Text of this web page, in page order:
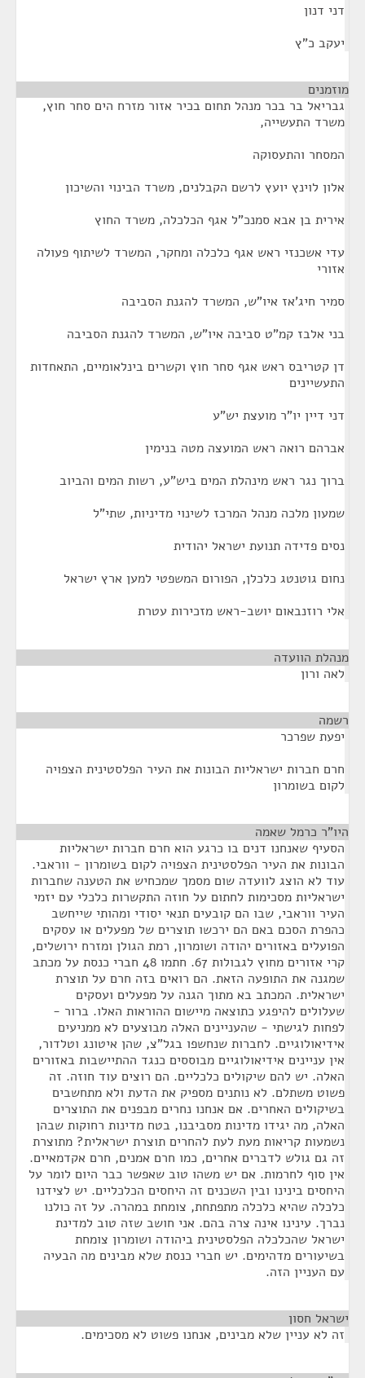
דני דנון
יעקב כ"ץ
מוזמנים
גבריאל בר בכר מנהל תחום בכיר אזור מזרח הים סחר חוץ,
משרד התעשייה,
המסחר והתעסוקה
אלון לוינץ יועץ לרשם הקבלנים, משרד הבינוי והשיכון
אירית בן אבא סמנכ"ל אגף הכלכלה, משרד החוץ
עדי אשכנזי ראש אגף כלכלה ומחקר, המשרד לשיתוף פעולה
אזורי
סמיר חיג'אז איו"ש, המשרד להגנת הסביבה
בני אלבז קמ"ט סביבה איו"ש, המשרד להגנת הסביבה
דן קטריבס ראש אגף סחר חוץ וקשרים בינלאומיים, התאחדות
התעשיינים
דני דיין יו"ר מועצת יש"ע
אברהם רואה ראש המועצה מטה בנימין
ברוך נגר ראש מינהלת המים ביש"ע, רשות המים והביוב
שמעון מלכה מנהל המרכז לשינוי מדיניות, שתי"ל
נסים פדידה תנועת ישראל יהודית
נחום גוטנטג כלכלן, הפורום המשפטי למען ארץ ישראל
אלי רוזנבאום יושב-ראש מזכירות עטרת
מנהלת הוועדה
לאה ורון
רשמה
יפעת שפרכר
חרם חברות ישראליות הבונות את העיר הפלסטינית הצפויה
לקום בשומרון
היו"ר כרמל שאמה
הסעיף שאנחנו דנים בו כרגע הוא חרם חברות ישראליות
הבונות את העיר הפלסטינית הצפויה לקום בשומרון - ווראבי.
עוד לא הוצג לוועדה שום מסמך שמכחיש את הטענה שחברות
ישראליות מסכימות לחתום על חוזה התקשרות כלכלי עם יזמי
העיר ווראבי, שבו הם קובעים תנאי יסודי ומהותי שייחשב
כהפרת הסכם באם הם ירכשו תוצרים של מפעלים או עסקים
הפועלים באזורים יהודה ושומרון, רמת הגולן ומזרח ירושלים,
קרי אזורים מחוץ לגבולות 67. חתמו 48 חברי כנסת על מכתב
שמגנה את התופעה הזאת. הם רואים בזה חרם על תוצרת
ישראלית. המכתב בא מתוך הגנה על מפעלים ועסקים
שעלולים להיפגע כתוצאה מיישום ההוראות האלו. ברור -
לפחות לגישתי - שהעניינים האלה מבוצעים לא ממניעים
אידיאולוגיים. לחברות שנחשפו בגל"צ, שהן איטונג וטלדור,
אין עניינים אידיאולוגיים מבוססים כנגד ההתיישבות באזורים
האלה. יש להם שיקולים כלכליים. הם רוצים עוד חוזה. זה
פשוט משתלם. לא נותנים מספיק את הדעת ולא מתחשבים
בשיקולים האחרים. אם אנחנו נחרים מבפנים את התוצרים
האלה, מה יגידו מדינות מסביבנו, בטח מדינות רחוקות שבהן
נשמעות קריאות מעת לעת להחרים תוצרת ישראלית? מתוצרת
זה גם גולש לדברים אחרים, כמו חרם אמנים, חרם אקדמאיים.
אין סוף לחרמות. אם יש משהו טוב שאפשר כבר היום לומר על
היחסים בינינו ובין השכנים זה היחסים הכלכליים. יש לצידנו
כלכלה שהיא כלכלה מתפתחת, צומחת במהרה. על זה כולנו
נברך. עינינו אינה צרה בהם. אני חושב שזה טוב למדינת
ישראל שהכלכלה הפלסטינית ביהודה ושומרון צומחת
בשיעורים מדהימים. יש חברי כנסת שלא מבינים מה הבעיה
עם העניין הזה.
ישראל חסון
זה לא עניין שלא מבינים, אנחנו פשוט לא מסכימים.